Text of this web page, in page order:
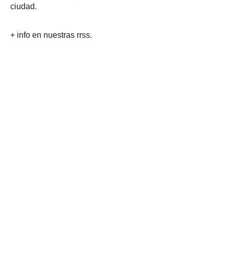
ciudad.
+ info en nuestras rrss.